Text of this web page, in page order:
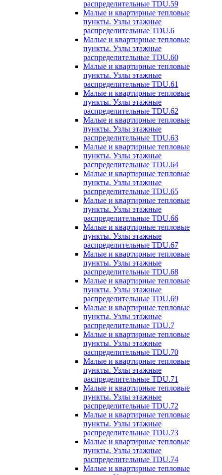
распределительные TDU.59
Малые и квартирные тепловые
пункты. Узлы этажные
распределительные TDU.6
Малые и квартирные тепловые
пункты. Узлы этажные
распределительные TDU.60
Малые и квартирные тепловые
пункты. Узлы этажные
распределительные TDU.61
Малые и квартирные тепловые
пункты. Узлы этажные
распределительные TDU.62
Малые и квартирные тепловые
пункты. Узлы этажные
распределительные TDU.63
Малые и квартирные тепловые
пункты. Узлы этажные
распределительные TDU.64
Малые и квартирные тепловые
пункты. Узлы этажные
распределительные TDU.65
Малые и квартирные тепловые
пункты. Узлы этажные
распределительные TDU.66
Малые и квартирные тепловые
пункты. Узлы этажные
распределительные TDU.67
Малые и квартирные тепловые
пункты. Узлы этажные
распределительные TDU.68
Малые и квартирные тепловые
пункты. Узлы этажные
распределительные TDU.69
Малые и квартирные тепловые
пункты. Узлы этажные
распределительные TDU.7
Малые и квартирные тепловые
пункты. Узлы этажные
распределительные TDU.70
Малые и квартирные тепловые
пункты. Узлы этажные
распределительные TDU.71
Малые и квартирные тепловые
пункты. Узлы этажные
распределительные TDU.72
Малые и квартирные тепловые
пункты. Узлы этажные
распределительные TDU.73
Малые и квартирные тепловые
пункты. Узлы этажные
распределительные TDU.74
Малые и квартирные тепловые